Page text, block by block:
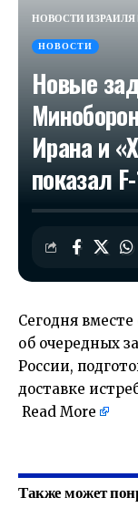
НОВОСТИ ИЗРАИЛЯ
НОВОСТИ
Новые
Ирана и
показал
Сегодня
об очередных
России,
доставке
Read More
Также может